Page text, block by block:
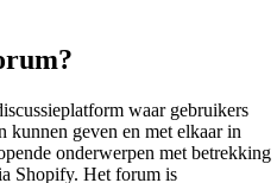
waar gebruikers
kunnen geven en met elkaar in
onderwerpen met betrekking
Shopify. Het forum is